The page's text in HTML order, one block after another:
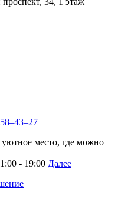
место, где можно
- 19:00 Далее